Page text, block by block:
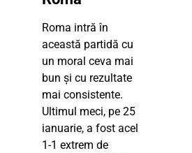
Roma intră în
această partidă cu
un moral ceva mai
bun și cu rezultate
mai consistente.
Ultimul meci, pe 25
ianuarie, a fost acel
1-1 extrem de